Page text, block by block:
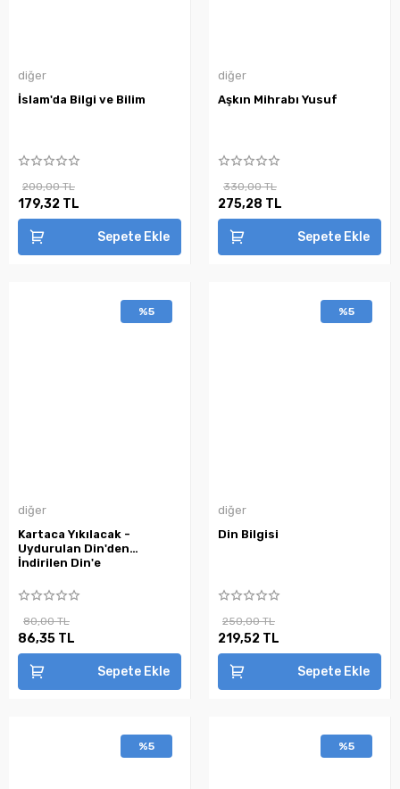
diğer
İslam'da Bilgi ve Bilim
200,00 TL
179,32 TL
Sepete Ekle
diğer
Aşkın Mihrabı Yusuf
330,00 TL
275,28 TL
Sepete Ekle
%5
diğer
Kartaca Yıkılacak -
Uydurulan Din'den
İndirilen Din'e
80,00 TL
86,35 TL
Sepete Ekle
%5
diğer
Din Bilgisi
250,00 TL
219,52 TL
Sepete Ekle
%5 %5